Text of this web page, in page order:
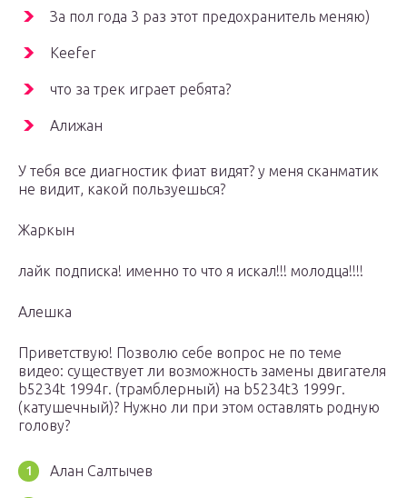
За пол года 3 раз этот предохранитель меняю)
Keefer
что за трек играет ребята?
Алижан
У тебя все диагностик фиат видят? у меня сканматик
не видит, какой пользуешься?
Жаркын
лайк подписка! именно то что я искал!!! молодца!!!!
Алешка
Приветствую! Позволю себе вопрос не по теме
видео: существует ли возможность замены двигателя
b5234t 1994г. (трамблерный) на b5234t3 1999г.
(катушечный)? Нужно ли при этом оставлять родную
голову?
Алан Салтычев